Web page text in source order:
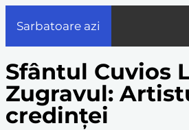
Sarbatoare azi
Sfântul Cuvios
Zugravul:
credinței